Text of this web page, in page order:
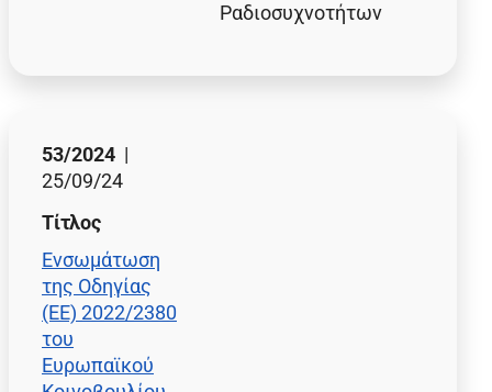
Ραδιοσυχνοτήτων
53/2024 |
25/09/24
Τίτλος
Ενσωμάτωση
της Οδηγίας
(ΕΕ) 2022/2380
του
Ευρωπαϊκού